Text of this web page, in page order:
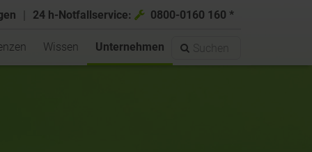
24 h-Notfall­service: 0800-0160 160 *
Wissen Unternehmen